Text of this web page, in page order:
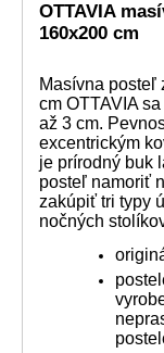
OTTAVIA
160x200 cm
Masívna posteľ
cm OTTAVIA
až 3 cm.
excentrickým
je prírodný buk
posteľ namoriť
zakúpiť tri typy
nočných